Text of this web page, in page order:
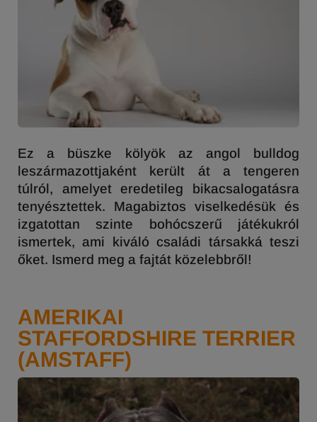
Ez a büszke kölyök az angol bulldog
leszármazottjaként került át a tengeren
túlról, amelyet eredetileg bikacsalogatásra
tenyésztettek. Magabiztos viselkedésük és
izgatottan szinte bohócszerű játékukról
ismertek, ami kiváló családi társakká teszi
őket. Ismerd meg a fajtát közelebbről!
AMERIKAI
STAFFORDSHIRE TERRIER
(AMSTAFF)